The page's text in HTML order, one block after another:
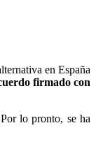
en España
firmado con
lo pronto, se ha